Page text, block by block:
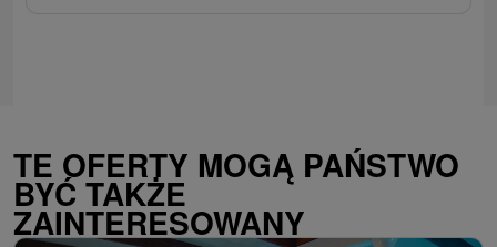
TE OFERTY MOGĄ PAŃSTWO
BYĆ TAKŻE
ZAINTERESOWANY